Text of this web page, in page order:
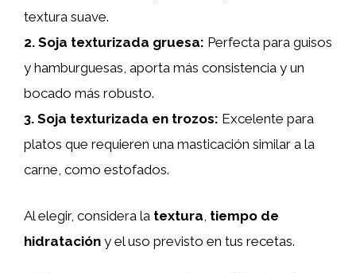
textura suave.
2. Soja texturizada gruesa: Perfecta para guisos
y hamburguesas, aporta más consistencia y un
bocado más robusto.
3. Soja texturizada en trozos: Excelente para
platos que requieren una masticación similar a la
carne, como estofados.
Al elegir, considera la textura tiempo de
hidratación y el uso previsto en tus recetas.